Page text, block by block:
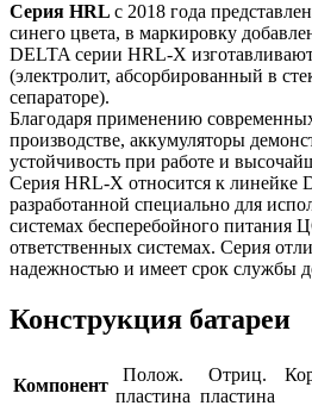
Серия HRL с 2018 года
синего цвета, в маркировку
DELTA серии HRL-X
(электролит, абсорбированный в
сепараторе).
Благодаря применению
производстве, аккумуляторы
устойчивость при работе и
Серия HRL-X относится к линейке
разработанной специально для
системах бесперебойного питания
ответственных системах. Серия
надежностью и имеет срок службы
Конструкция батареи
Компонент
Полож.
пластина
Отриц.
пластина